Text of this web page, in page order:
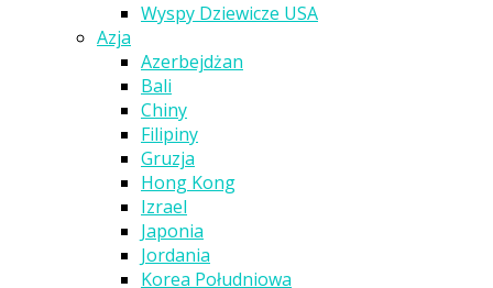
Wyspy Dziewicze USA
Azja
Azerbejdżan
Bali
Chiny
Filipiny
Gruzja
Hong Kong
Izrael
Japonia
Jordania
Korea Południowa